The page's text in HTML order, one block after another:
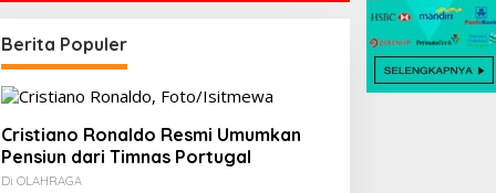
Berita Populer
Cristiano Ronaldo Resmi Umumkan
Pensiun dari Timnas Portugal
Di OLAHRAGA